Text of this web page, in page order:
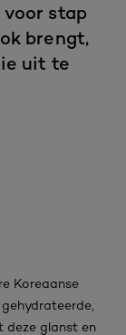
stap
brengt,
uit te
Koreaanse
deze glanst en